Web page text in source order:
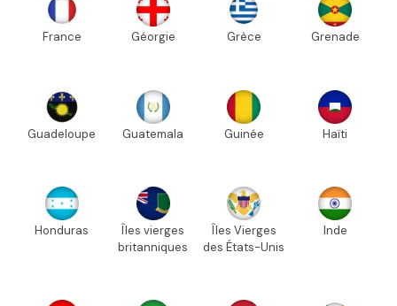
France Géorgie Grèce Grenade
Guadeloupe Guatemala Guinée Haïti
Honduras
Îles vierges
britanniques
Îles Vierges
des États-Unis
Inde